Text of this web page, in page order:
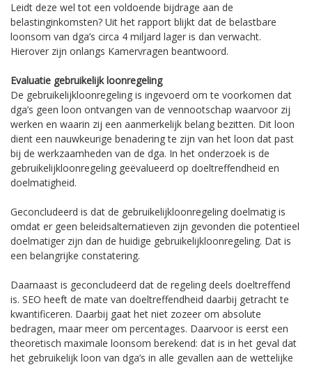
Leidt deze wel tot een voldoende bijdrage aan de
belastinginkomsten? Uit het rapport blijkt dat de belastbare
loonsom van dga’s circa 4 miljard lager is dan verwacht.
Hierover zijn onlangs Kamervragen beantwoord.
Evaluatie gebruikelijk loonregeling
De gebruikelijkloonregeling is ingevoerd om te voorkomen dat
dga’s geen loon ontvangen van de vennootschap waarvoor zij
werken en waarin zij een aanmerkelijk belang bezitten. Dit loon
dient een nauwkeurige benadering te zijn van het loon dat past
bij de werkzaamheden van de dga. In het onderzoek is de
gebruikelijkloonregeling geëvalueerd op doeltreffendheid en
doelmatigheid.
Geconcludeerd is dat de gebruikelijkloonregeling doelmatig is
omdat er geen beleidsalternatieven zijn gevonden die potentieel
doelmatiger zijn dan de huidige gebruikelijkloonregeling. Dat is
een belangrijke constatering.
Daarnaast is geconcludeerd dat de regeling deels doeltreffend
is. SEO heeft de mate van doeltreffendheid daarbij getracht te
kwantificeren. Daarbij gaat het niet zozeer om absolute
bedragen, maar meer om percentages. Daarvoor is eerst een
theoretisch maximale loonsom berekend: dat is in het geval dat
het gebruikelijk loon van dga’s in alle gevallen aan de wettelijke